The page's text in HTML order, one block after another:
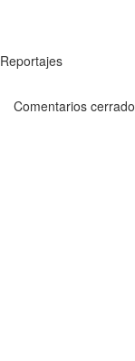
Reportajes
Comentarios